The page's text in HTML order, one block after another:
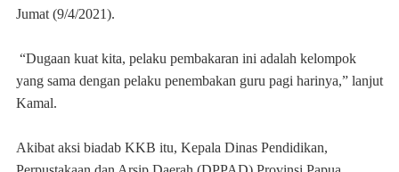
Jumat (9/4/2021).
“Dugaan kuat kita, pelaku pembakaran ini adalah kelompok
yang sama dengan pelaku penembakan guru pagi harinya,” lanjut
Kamal.
Akibat aksi biadab KKB itu, Kepala Dinas Pendidikan,